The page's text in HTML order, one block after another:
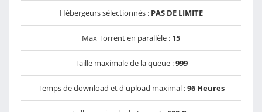
Hébergeurs sélectionnés : PAS DE LIMITE
Max Torrent en parallèle : 15
Taille maximale de la queue :999
Temps de download et d'upload maximal :96 Heures